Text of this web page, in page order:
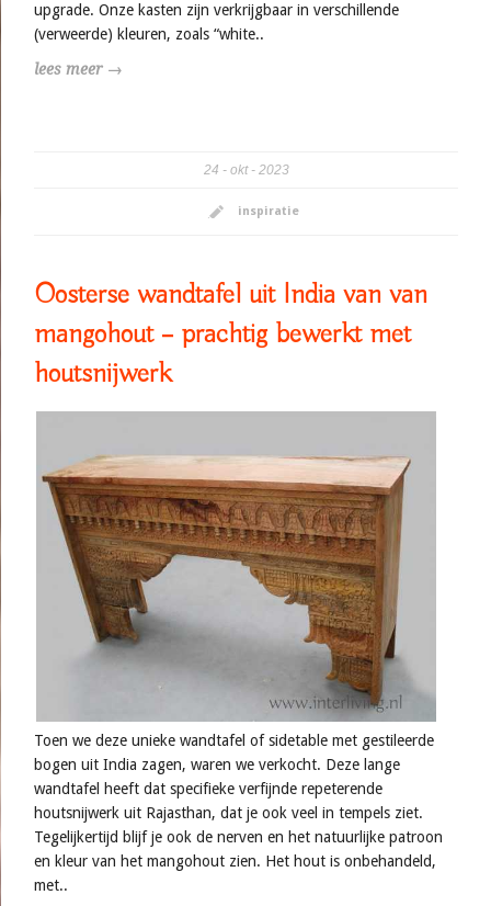
upgrade. Onze kasten zijn verkrijgbaar in verschillende
(verweerde) kleuren, zoals “white..
lees meer →
24 okt 2023
inspiratie
Oosterse wandtafel uit India van van
mangohout – prachtig bewerkt met
houtsnijwerk
Toen we deze unieke wandtafel of sidetable met gestileerde
bogen uit India zagen, waren we verkocht. Deze lange
wandtafel heeft dat specifieke verfijnde repeterende
houtsnijwerk uit Rajasthan, dat je ook veel in tempels ziet.
Tegelijkertijd blijf je ook de nerven en het natuurlijke patroon
en kleur van het mangohout zien. Het hout is onbehandeld,
met..